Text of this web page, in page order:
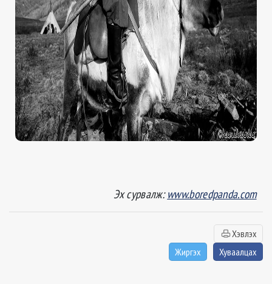
Эх сурвалж:www.boredpanda.com
Хэвлэх
Жиргэх
Хуваалцах